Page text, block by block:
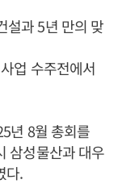
설과 5년 만의 맞
업 수주전에서
년 8월 총회를
삼성물산과 대우
다.